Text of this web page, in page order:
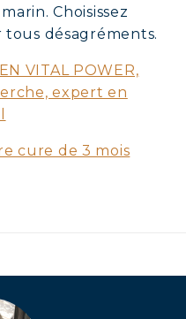
Choisissez
désagréments.
VITAL POWER,
expert en
cure de 3 mois